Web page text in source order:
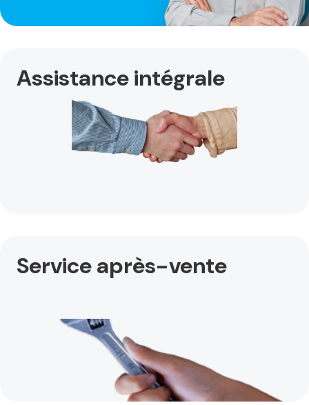
Assistance intégrale
Service après-vente